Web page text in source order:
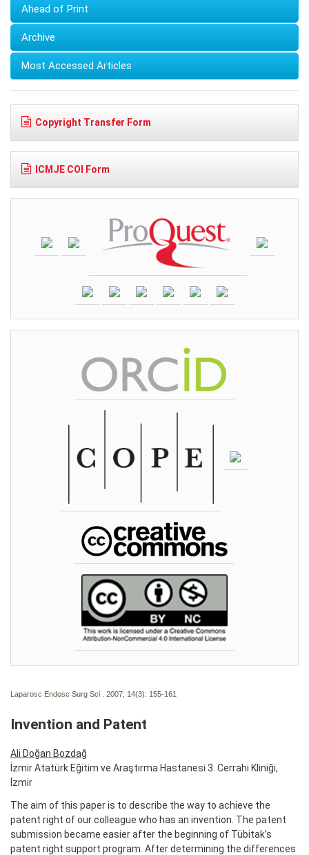
Ahead of Print
Archive
Most Accessed Articles
Copyright Transfer Form
ICMJE COI Form
Laparosc Endosc Surg Sci . 2007; 14(3): 155-161
Invention and Patent
Ali Doğan Bozdağ
İzmir Atatürk Eğitim ve Araştırma Hastanesi 3. Cerrahi Kliniği,
İzmir
The aim of this paper is to describe the way to achieve the
patent right of our colleague who has an invention. The patent
submission became easier after the beginning of Tübitak’s
patent right support program. After determining the differences